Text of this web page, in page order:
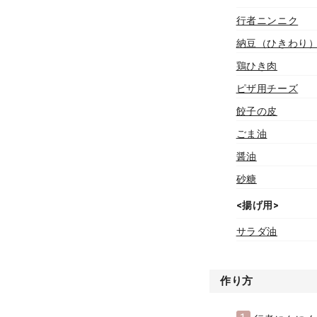
行者ニンニク
納豆（ひきわり
鶏ひき肉
ピザ用チーズ
餃子の皮
ごま油
醤油
砂糖
<揚げ用>
サラダ油
作り方